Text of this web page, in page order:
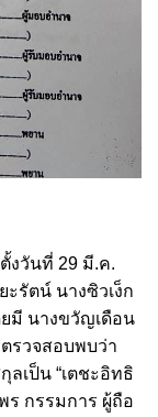
งวันที่ 29 มี.ค.
รัตน์ นางซิวเง็ก
มี นางขวัญเดือน
รวจสอบพบว่า
เป็น “เตชะอิทธิ
ร กรรมการ ผู้ถือ